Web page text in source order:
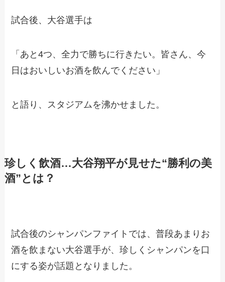
試合後、大谷選手は
「あと4つ、全力で勝ちに行きたい。皆さん、今
日はおいしいお酒を飲んでください」
と語り、スタジアムを沸かせました。
珍しく飲酒…大谷翔平が見せた“勝利の美
酒”とは？
試合後のシャンパンファイトでは、普段あまりお
酒を飲まない大谷選手が、珍しくシャンパンを口
にする姿が話題となりました。